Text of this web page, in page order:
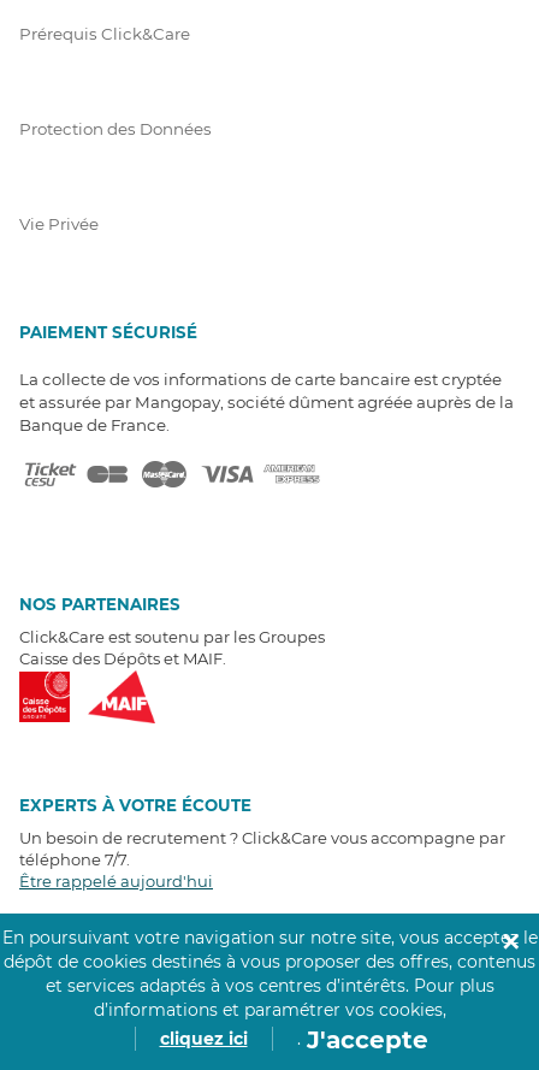
Prérequis Click&Care
Protection des Données
Vie Privée
PAIEMENT SÉCURISÉ
La collecte de vos informations de carte bancaire est cryptée
et assurée par Mangopay, société dûment agréée auprès de la
Banque de France.
NOS PARTENAIRES
Click&Care est soutenu par les Groupes
Caisse des Dépôts et MAIF.
EXPERTS À VOTRE ÉCOUTE
Un besoin de recrutement ? Click&Care vous accompagne par
téléphone 7/7
Être rappelé aujourd'hui
T ÉMOIGNAGES CLIENTS
4,6/5
Avis clients
récoltés sur
Google
En poursuivant votre navigation sur notre site, vous acceptez le
dépôt de cookies destinés à vous proposer des offres, contenus
et services adaptés à vos centres d’intérêts. Pour plus
d’informations et paramétrer vos cookies,
cliquez ici
. J'accepte
✕